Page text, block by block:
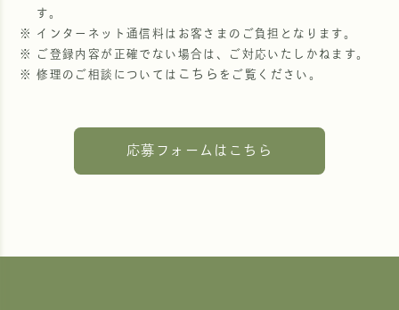
す。
インターネット通信料はお客さまのご負担となります。
ご登録内容が正確でない場合は、ご対応いたしかねます。
修理のご相談については こちら をご覧ください。
応募フォームはこちら